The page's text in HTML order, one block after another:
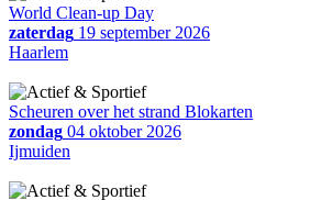
World Clean-up Day
zaterdag 19 september 2026
Haarlem
Scheuren over het strand Blokarten
zondag 04 oktober 2026
Ijmuiden